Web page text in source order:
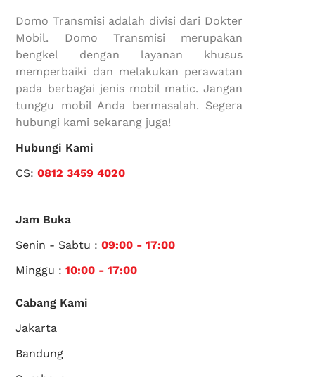
Domo Transmisi adalah divisi dari Dokter
Mobil. Domo Transmisi merupakan
bengkel dengan layanan khusus
memperbaiki dan melakukan perawatan
pada berbagai jenis mobil matic. Jangan
tunggu mobil Anda bermasalah. Segera
hubungi kami sekarang juga!
Hubungi Kami
CS:0812 3459 4020
Jam Buka
Senin - Sabtu :09:00 - 17:00
Minggu :10:00 - 17:00
Cabang Kami
Jakarta
Bandung